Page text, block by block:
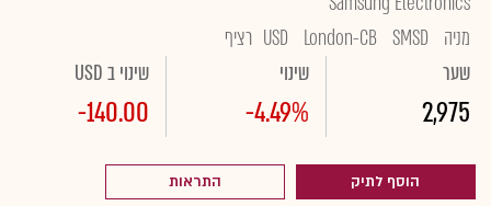
מניה
SMSD
London-CB
USD רציף
שער
2,975
שינוי
-4.49%
שינוי ב USD
-140.00
הוסף לתיק התראות